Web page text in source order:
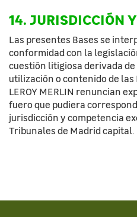
14. JURISDICCIÓN
Las presentes Bases se
conformidad con la
cuestión litigiosa derivada
utilización o contenido de
LEROY MERLIN renuncian
fuero que pudiera
jurisdicción y competencia
Tribunales de Madrid capital.